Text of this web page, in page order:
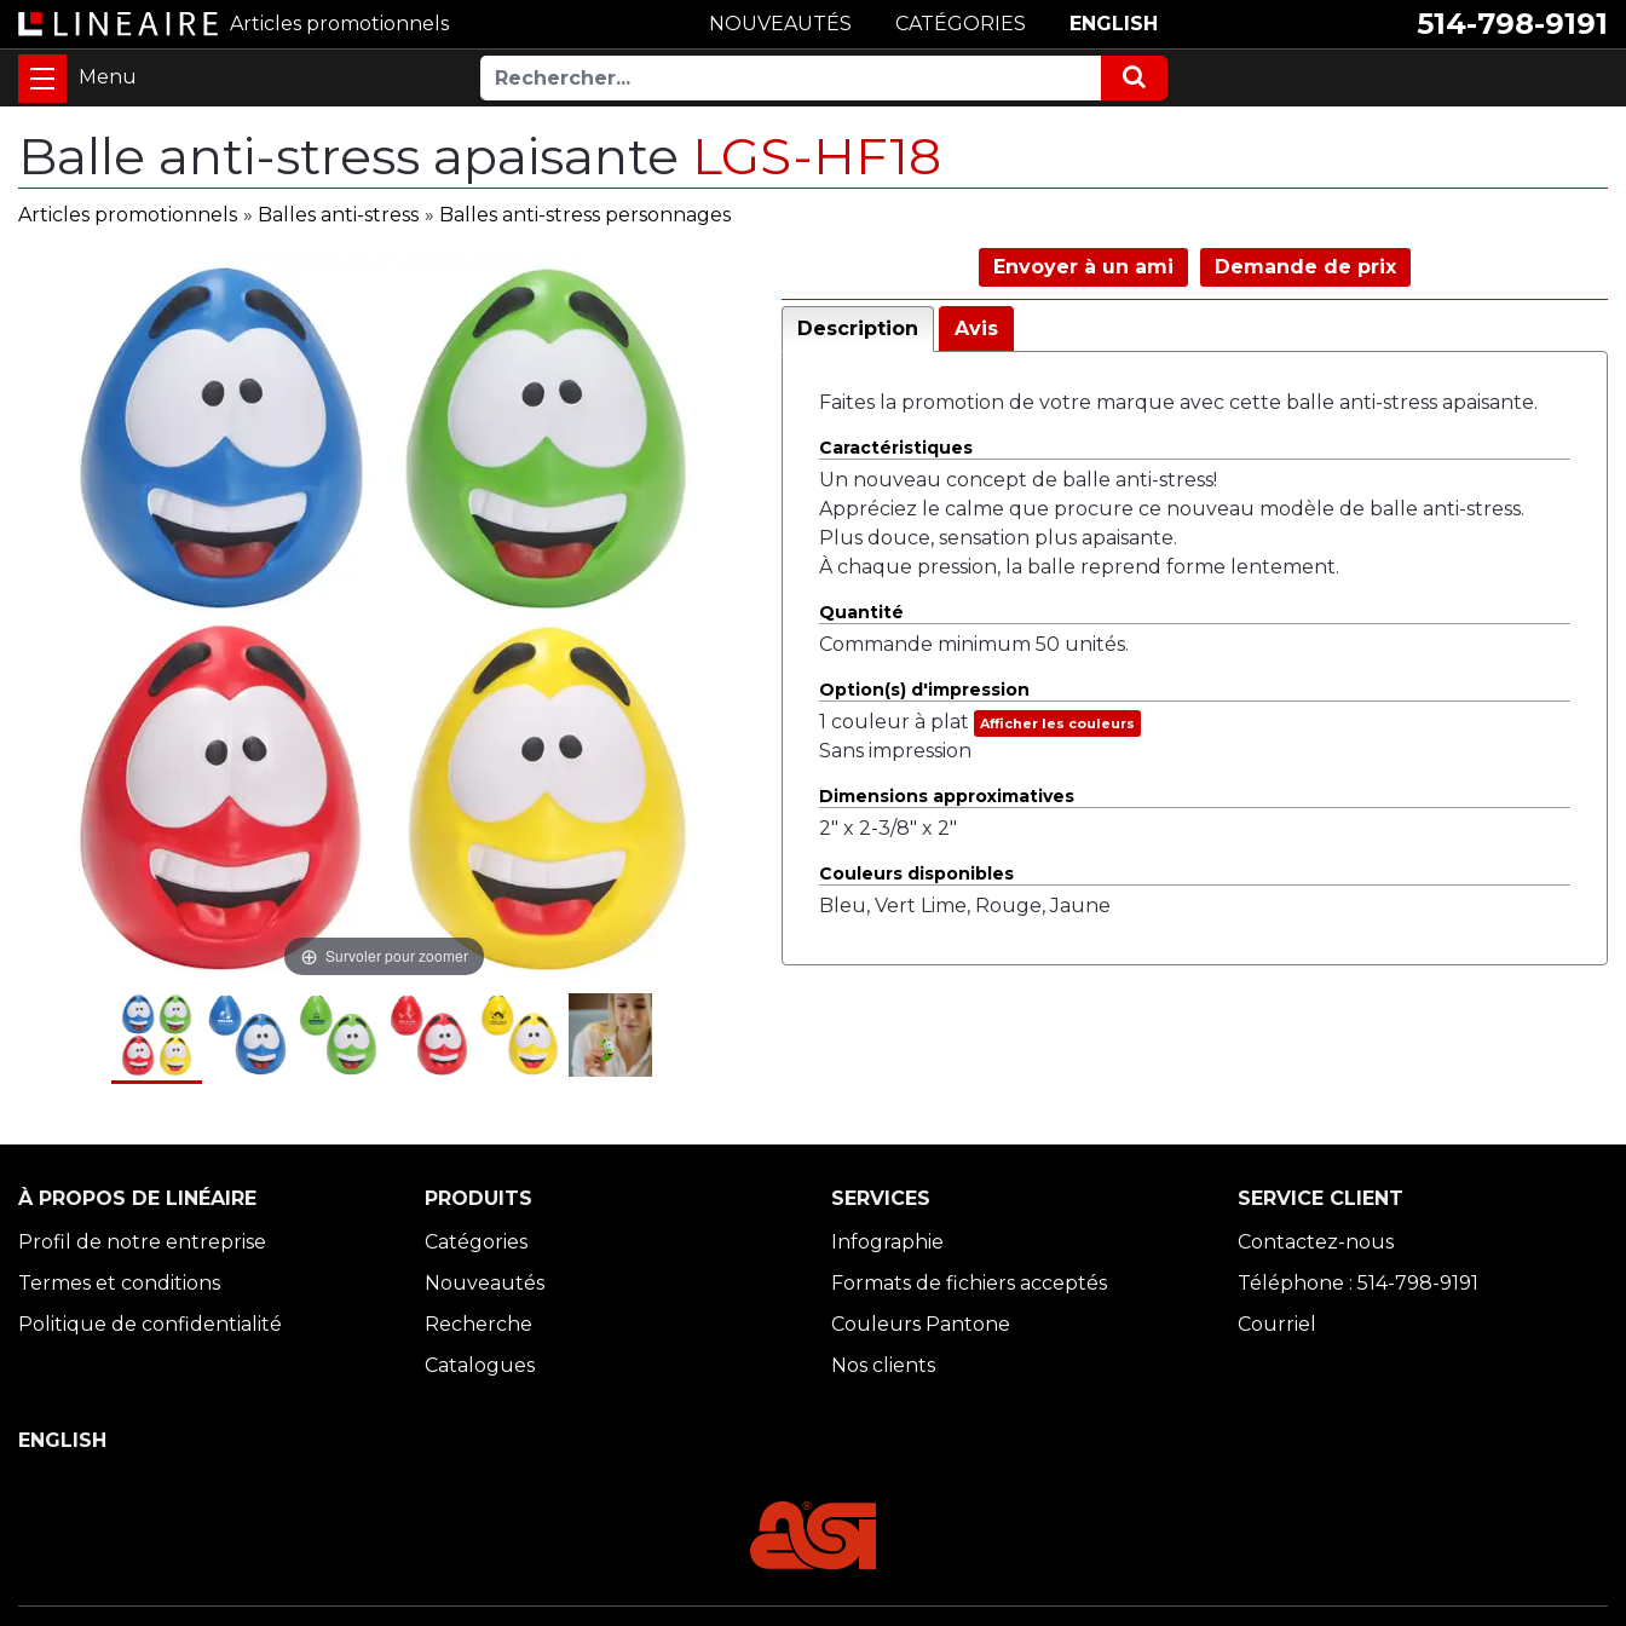
Articles promotionnels 514-798-9191
NOUVEAUTÉS CATÉGORIES ENGLISH
Balle anti-stress apaisante LGS-HF18
Articles promotionnels » Balles anti-stress » Balles anti-stress personnages
Survoler pour zoomer
Envoyer à un ami Demande de prix
Description Avis
Faites la promotion de votre marque avec cette balle anti-stress apaisante.
Caractéristiques
Un nouveau concept de balle anti-stress!
Appréciez le calme que procure ce nouveau modèle de balle anti-stress.
Plus douce, sensation plus apaisante.
À chaque pression, la balle reprend forme lentement.
Quantité
Commande minimum 50 unités.
Option(s) d'impression
1 couleur à plat Afficher les couleurs
Sans impression
Dimensions approximatives
2" x 2-3/8" x 2"
Couleurs disponibles
Bleu, Vert Lime, Rouge, Jaune
À PROPOS DE LINÉAIRE
Profil de notre entreprise
Termes et conditions
Politique de confidentialité
PRODUITS
Catégories
Nouveautés
Recherche
Catalogues
SERVICES
Infographie
Formats de fichiers acceptés
Couleurs Pantone
Nos clients
SERVICE CLIENT
Contactez-nous
Téléphone : 514-798-9191
Courriel
ENGLISH